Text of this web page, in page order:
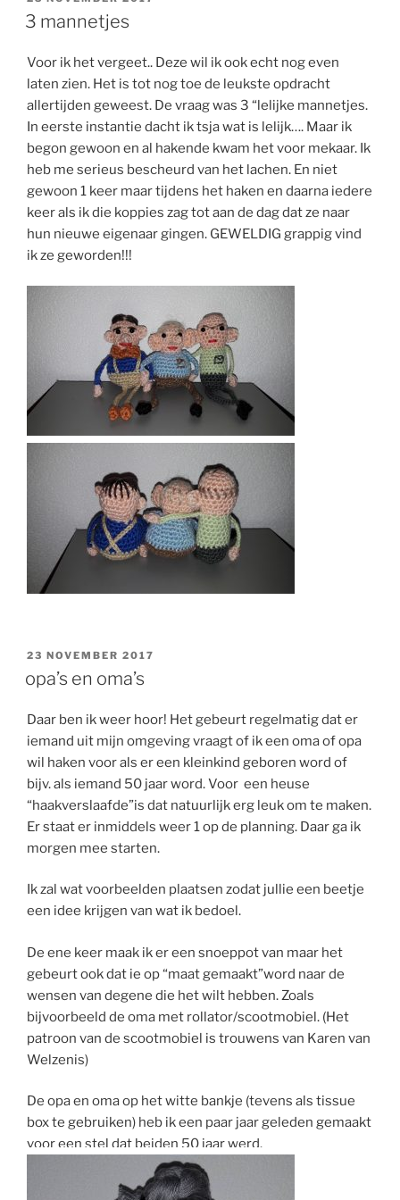
OP
3 mannetjes
Voor ik het vergeet.. Deze wil ik ook echt nog even
laten zien. Het is tot nog toe de leukste opdracht
allertijden geweest. De vraag was 3 “lelijke mannetjes.
In eerste instantie dacht ik tsja wat is lelijk…. Maar ik
begon gewoon en al hakende kwam het voor mekaar. Ik
heb me serieus bescheurd van het lachen. En niet
gewoon 1 keer maar tijdens het haken en daarna iedere
keer als ik die koppies zag tot aan de dag dat ze naar
hun nieuwe eigenaar gingen. GEWELDIG grappig vind
ik ze geworden!!!
GEPLAATST
23 NOVEMBER 2017
opa’s en oma’s
Daar ben ik weer hoor! Het gebeurt regelmatig dat er
iemand uit mijn omgeving vraagt of ik een oma of opa
wil haken voor als er een kleinkind geboren word of
bijv. als iemand 50 jaar word. Voor een heuse
“haakverslaafde”is dat natuurlijk erg leuk om te maken.
Er staat er inmiddels weer 1 op de planning. Daar ga ik
morgen mee starten.
Ik zal wat voorbeelden plaatsen zodat jullie een beetje
een idee krijgen van wat ik bedoel.
De ene keer maak ik er een snoeppot van maar het
gebeurt ook dat ie op “maat gemaakt”word naar de
wensen van degene die het wilt hebben. Zoals
bijvoorbeeld de oma met rollator/scootmobiel. (Het
patroon van de scootmobiel is trouwens van Karen van
Welzenis)
De opa en oma op het witte bankje (tevens als tissue
box te gebruiken) heb ik een paar jaar geleden gemaakt
voor een stel dat beiden 50 jaar werd.